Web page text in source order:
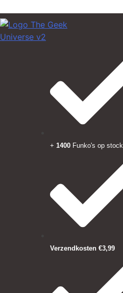
+ 1400 Funko's op stock
Verzendkosten €3,99